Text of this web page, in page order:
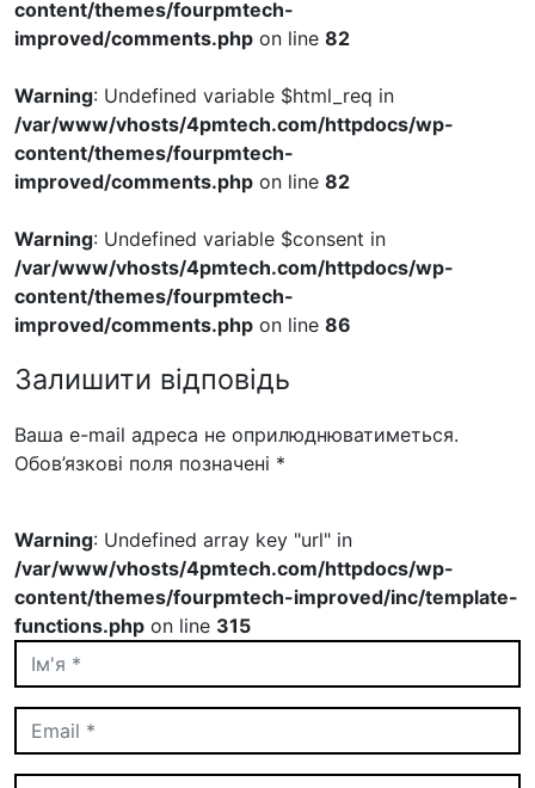
content/themes/fourpmtech-
improved/comments.php on line 82
Warning: Undefined variable $html_req in
/var/www/vhosts/4pmtech.com/httpdocs/wp-
content/themes/fourpmtech-
improved/comments.php on line 82
Warning: Undefined variable $consent in
/var/www/vhosts/4pmtech.com/httpdocs/wp-
content/themes/fourpmtech-
improved/comments.php on line 86
Залишити відповідь
Ваша e-mail адреса не оприлюднюватиметься.
Обов’язкові поля позначені *
Warning: Undefined array key "url" in
/var/www/vhosts/4pmtech.com/httpdocs/wp-
content/themes/fourpmtech-improved/inc/template-
functions.php on line 315